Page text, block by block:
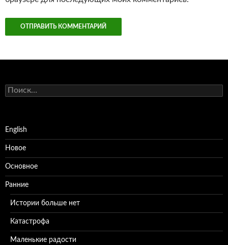
Найти:
English
Новое
Основное
Ранние
Истории больше нет
Катастрофа
Маленькие радости